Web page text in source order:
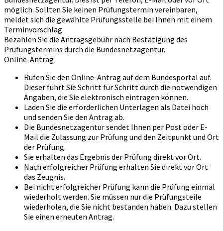
möglich. Sollten Sie keinen Prüfungstermin vereinbaren,
meldet sich die gewählte Prüfungsstelle bei Ihnen mit einem
Terminvorschlag.
Bezahlen Sie die Antragsgebühr nach Bestätigung des
Prüfungstermins durch die Bundesnetzagentur.
Online-Antrag
Rufen Sie den Online-Antrag auf dem Bundesportal auf.
Dieser führt Sie Schritt für Schritt durch die notwendigen
Angaben, die Sie elektronisch eintragen können.
Laden Sie die erforderlichen Unterlagen als Datei hoch
und senden Sie den Antrag ab.
Die Bundesnetzagentur sendet Ihnen per Post oder E-
Mail die Zulassung zur Prüfung und den Zeitpunkt und Ort
der Prüfung.
Sie erhalten das Ergebnis der Prüfung direkt vor Ort.
Nach erfolgreicher Prüfung erhalten Sie direkt vor Ort
das Zeugnis.
Bei nicht erfolgreicher Prüfung kann die Prüfung einmal
wiederholt werden. Sie müssen nur die Prüfungsteile
wiederholen, die Sie nicht bestanden haben. Dazu stellen
Sie einen erneuten Antrag.